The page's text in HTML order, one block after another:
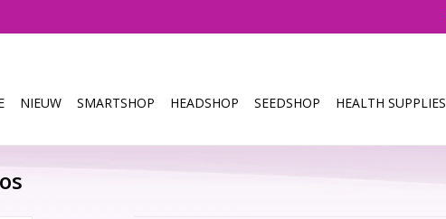
NIEUW SMARTSHOP HEADSHOP SEEDSHOP HEALTH SUPPLIES